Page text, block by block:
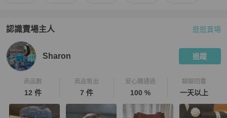
認識賣場主人
PopChill 拍拍圈嚴選賣家
逛逛賣場
Sharon 追蹤
商品數
12 件
商品售出
7 件
安心購通過
100 %
聊聊回覆
一天以上